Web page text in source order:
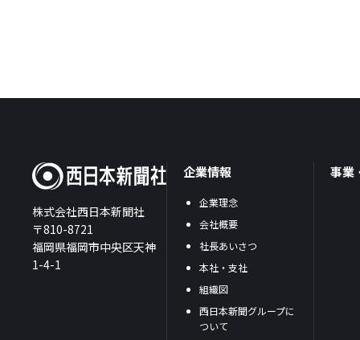
株式会社西日本新聞社
〒810-8721
福岡県福岡市中央区天神
1-4-1
企業情報
企業理念
会社概要
社長あいさつ
本社・支社
組織図
西日本新聞グループに
ついて
事業